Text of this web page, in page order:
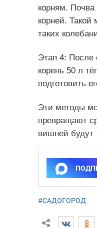
корням. Почва
корней.
таких
Этап 4: После
корень 50 л
подготовить
Эти методы
превращают
вишней будут
#САДОГОРОД